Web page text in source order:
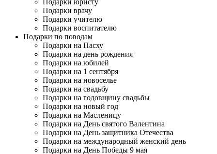
Подарки юристу
Подарки врачу
Подарки учителю
Подарки воспитателю
Подарки по поводам
Подарки на Пасху
Подарки на день рождения
Подарки на юбилей
Подарки на 1 сентября
Подарки на новоселье
Подарки на свадьбу
Подарки на годовщину свадьбы
Подарки на новый год
Подарки на Масленицу
Подарки на День святого Валентина
Подарки на День защитника Отечества
Подарки на международный женский день
Подарки на День Победы 9 мая